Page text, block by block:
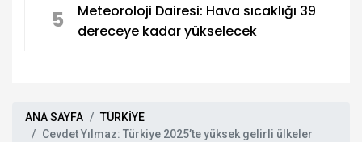
5
Meteoroloji Dairesi: Hava sıcaklığı 39
dereceye kadar yükselecek
ANA SAYFA
TÜRKİYE
Cevdet Yılmaz: Türkiye 2025’te yüksek gelirli ülkeler